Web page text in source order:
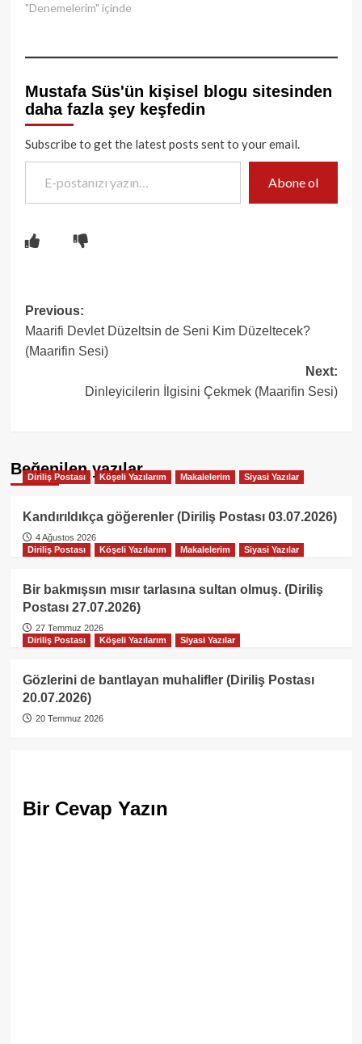
"Denemelerim" içinde
Mustafa Süs'ün kişisel blogu sitesinden
daha fazla şey keşfedin
Subscribe to get the latest posts sent to your email.
E-postanızı yazın…
Abone ol
Post
navigation
Previous:
Maarifi Devlet Düzeltsin de Seni Kim Düzeltecek?
(Maarifin Sesi)
Next:
Dinleyicilerin İlgisini Çekmek (Maarifin Sesi)
Beğenilen yazılar
Diriliş Postası Köşeli Yazılarım Makalelerim Siyasi Yazılar
Kandırıldıkça göğerenler (Diriliş Postası 03.07.2026)
4 Ağustos 2026
Diriliş Postası
Köşeli Yazılarım Makalelerim Siyasi Yazılar
Bir bakmışsın mısır tarlasına sultan olmuş. (Diriliş
Postası 27.07.2026)
27 Temmuz 2026
Diriliş Postası
Köşeli Yazılarım Siyasi Yazılar
Gözlerini de bantlayan muhalifler (Diriliş Postası
20.07.2026)
20 Temmuz 2026
Bir Cevap Yazın